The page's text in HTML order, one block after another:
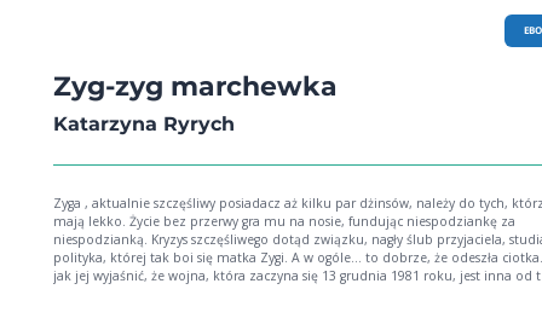
Zyg-zyg marchewka
Katarzyna Ryrych
Zyga , aktualnie szczęśliwy posiadacz aż kilku par dżinsów, należy do tych,
mają lekko. Życie bez przerwy gra mu na nosie, fundując niespodziankę za
niespodzianką. Kryzys szczęśliwego dotąd związku, nagły ślub przyjaciela,
polityka, której tak boi się matka Zygi. A w ogóle... to dobrze, że odeszła ciotka. Bo
jak jej wyjaśnić, że wojna, która zaczyna się 13 grudnia 1981 roku, jest inna od